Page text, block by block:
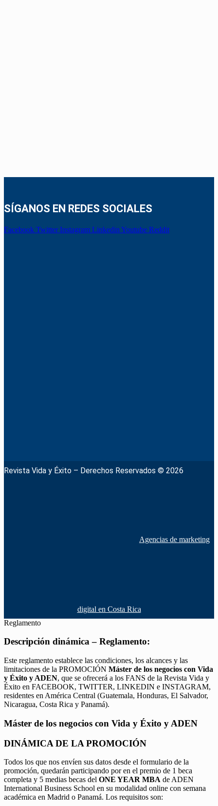
SÍGANOS EN REDES SOCIALES
Facebook Twitter Instagram Linkedin Youtube Reddit
Revista Vida y Éxito – Derechos Reservados © 2026
Agencias de marketing
digital en Costa Rica
Reglamento
Descripción dinámica – Reglamento:
Este reglamento establece las condiciones, los alcances y las
limitaciones de la PROMOCIÓN Máster de los negocios con Vida
y Éxito y ADEN, que se ofrecerá a los FANS de la Revista Vida y
Éxito en FACEBOOK, TWITTER, LINKEDIN e INSTAGRAM,
residentes en América Central (Guatemala, Honduras, El Salvador,
Nicaragua, Costa Rica y Panamá).
Máster de los negocios con Vida y Éxito y ADEN
DINÁMICA DE LA PROMOCIÓN
Todos los que nos envíen sus datos desde el formulario de la
promoción, quedarán participando por en el premio de 1 beca
completa y 5 medias becas del ONE YEAR MBA de ADEN
International Business School en su modalidad online con semana
académica en Madrid o Panamá. Los requisitos son: